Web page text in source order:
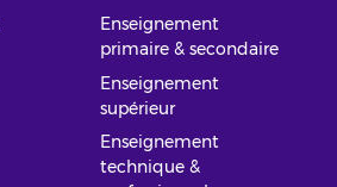
Enseignement
primaire & secondaire
Enseignement
supérieur
Enseignement
technique &